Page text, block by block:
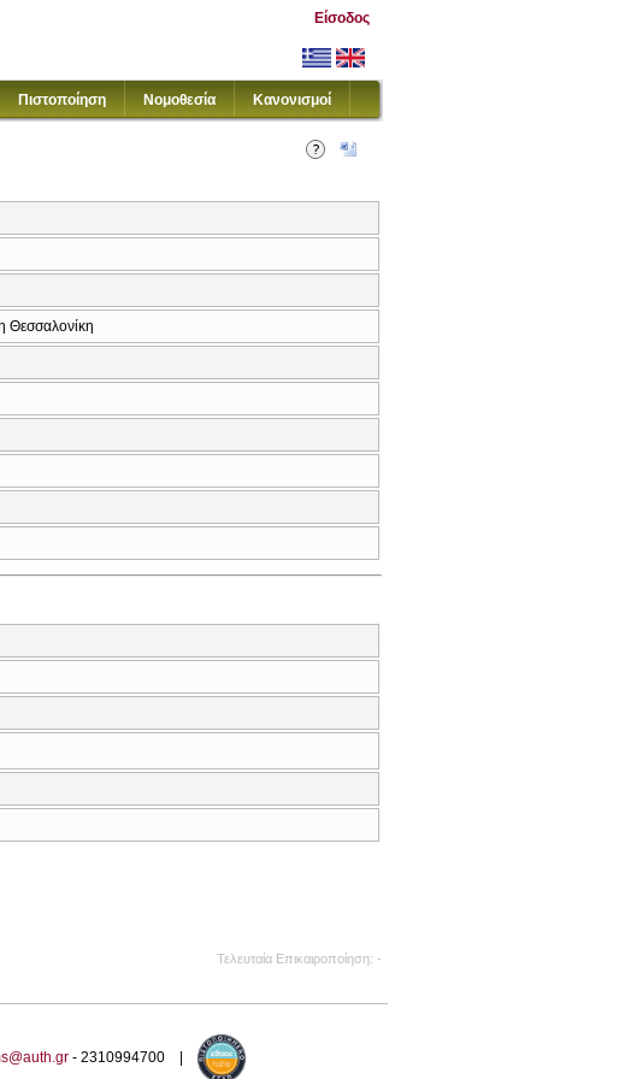
Είσοδος
Πιστοποίηση Νομοθεσία Κανονισμοί
Θεσσαλονίκη
Τελευταία Επικαιροποίηση -
- 2310994700 |